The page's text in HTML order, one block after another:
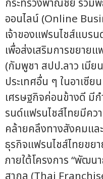
กระทรวงพาณิชย์ ร่วม
ออนไลน์ (Online
เจ้าของแฟรนไชส์แบร
เพื่อส่งเสริมการขยาย
(กัมพูชา สปป.ลาว เมีย
ประเทศอื่น ๆ ในอาเซีย
เศรษฐกิจค่อนข้างดี มี
รนด์แฟรนไชส์ไทยมีคว
คล้ายคลึงทางสังคมแ
ธุรกิจแฟรนไชส์ไทยขย
ภายใต้โครงการ “พัฒน